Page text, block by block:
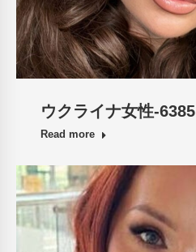
ウクライナ女性-6385
Read more